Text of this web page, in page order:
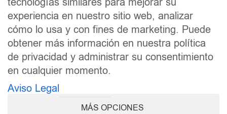
a
c
e
b
o
o
n
s
t
a
g
r
Aviso Legal Política de Cookies
Política de Privacidad
experiencia en nuestro sitio web, analizar
cómo lo usa y con fines de marketing. Puede
obtener más información en nuestra política
de privacidad y administrar su consentimiento
en cualquier momento.
Aviso Legal
MÁS OPCIONES